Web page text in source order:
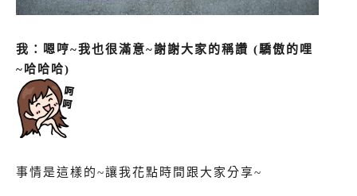
我：嗯哼~我也很滿意~謝謝大家的稱讚 (驕傲的哩
~哈哈哈)
事情是這樣的~讓我花點時間跟大家分享~